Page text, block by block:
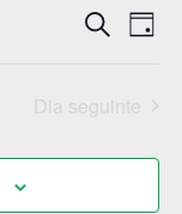
Navegação
de
e
de
Eventos
Pesquisar
de
Dia
Dia seguinte